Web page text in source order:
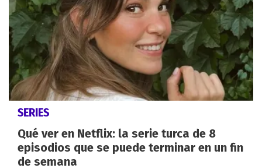
SERIES
Qué ver en Netflix: la serie turca de 8
episodios que se puede terminar en un fin
de semana